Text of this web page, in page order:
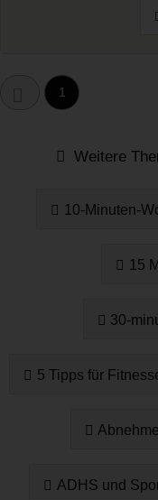
1
Weitere
10-Minuten-
15
30-
5 Tipps für
ADHS und